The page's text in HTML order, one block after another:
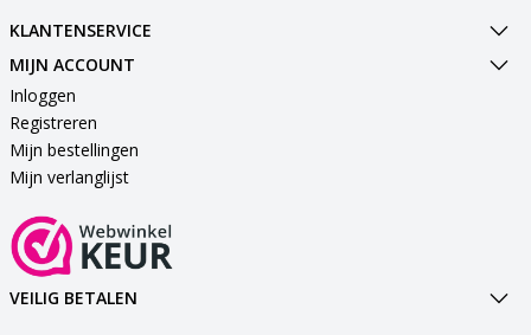
KLANTENSERVICE
MIJN ACCOUNT
Inloggen
Registreren
Mijn bestellingen
Mijn verlanglijst
VEILIG BETALEN